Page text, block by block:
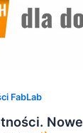
FabLab
Nowe